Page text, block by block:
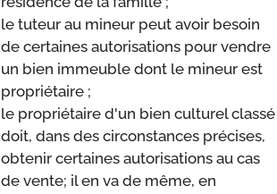
le tuteur au mineur peut avoir besoin
de certaines autorisations pour vendre
un bien immeuble dont le mineur est
propriétaire ;
le propriétaire d'un bien culturel classé
doit, dans des circonstances précises,
obtenir certaines autorisations au cas
de vente; il en va de même, en